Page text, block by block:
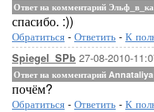
Ответ на комментарий
спасибо. :))
Обратиться - Ответить - К
Spiegel_SPb 27-08-2010-
Ответ на комментарий Annataliya
почём?
Обратиться - Ответить - К